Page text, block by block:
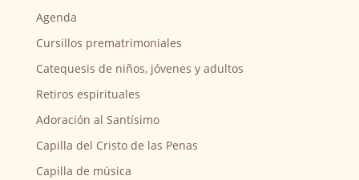
Agenda
Cursillos prematrimoniales
Catequesis de niños, jóvenes y adultos
Retiros espirituales
Adoración al Santísimo
Capilla del Cristo de las Penas
Capilla de música